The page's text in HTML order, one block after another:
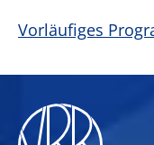
Vorläufiges